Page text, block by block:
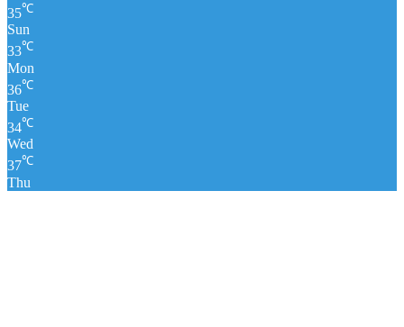
35℃
Sun
33℃
Mon
36℃
Tue
34℃
Wed
37℃
Thu